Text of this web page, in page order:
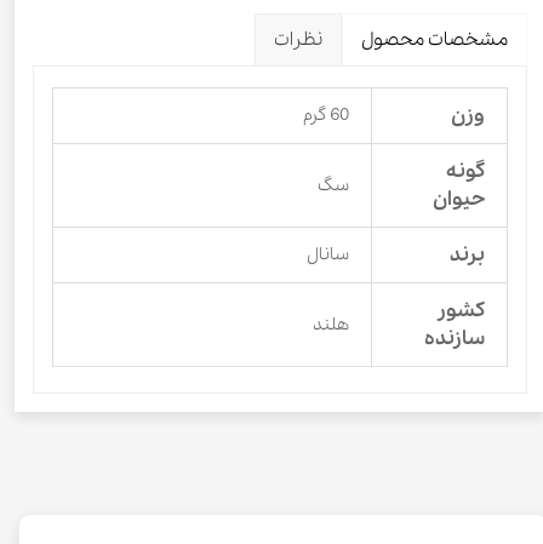
مشخصات محصول نظرات
وزن 60 گرم
گونه
حیوان
سگ
برند سانال
کشور
سازنده
هلند